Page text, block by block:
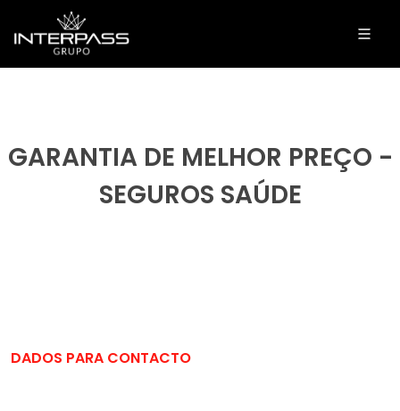
GARANTIA DE MELHOR PREÇO -
SEGUROS SAÚDE
DADOS PARA CONTACTO